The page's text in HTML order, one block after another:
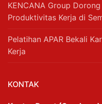
KENCANA Group
Produktivitas Kerja di
Pelatihan APAR Bekali
Kerja
KONTAK